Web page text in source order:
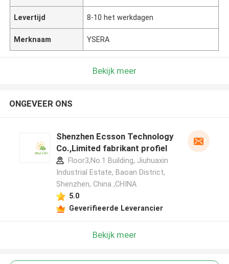
Levertijd 8-10 het werkdagen
Merknaam YSERA
Bekijk meer
ONGEVEER ONS
Shenzhen Ecsson Technology
Co.,Limited fabrikant profiel
Floor3,No.1 Building, Jiuhuaxin
Industrial Estate, Baoan District,
Shenzhen, China ,CHINA
5.0
Geverifieerde Leverancier
Bekijk meer